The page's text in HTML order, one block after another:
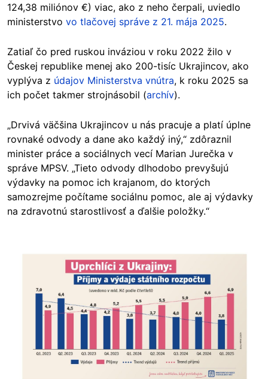
124,38 miliónov €) viac, ako z neho čerpali, uviedlo
ministerstvo vo tlačovej správe z 21. mája 2025.
Zatiaľ čo pred ruskou inváziou v roku 2022 žilo v
Českej republike menej ako 200-tisíc Ukrajincov, ako
vyplýva z údajov Ministerstva vnútra, k roku 2025 sa
ich počet takmer strojnásobil (archív).
„Drvivá väčšina Ukrajincov u nás pracuje a platí úplne
rovnaké odvody a dane ako každý iný,“ zdôraznil
minister práce a sociálnych vecí Marian Jurečka v
správe MPSV. „Tieto odvody dlhodobo prevyšujú
výdavky na pomoc ich krajanom, do ktorých
samozrejme počítame sociálnu pomoc, ale aj výdavky
na zdravotnú starostlivosť a ďalšie položky.“
Image